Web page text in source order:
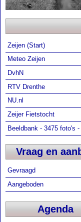
Zeijen (Start)
Meteo Zeijen
DvhN
RTV Drenthe
NU.nl
Zeijer Fietstocht
Beeldbank - 3475 foto's -
Vraag en
Gevraagd
Aangeboden
Agenda